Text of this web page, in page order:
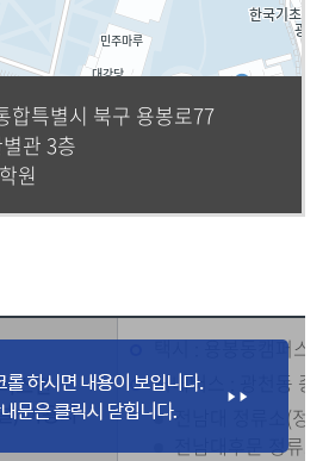
합특별시 북구 용봉로77
관 3층
원
스편
) 이용시
택시 : 용봉동캠퍼스
시내버스 : 광천동 종
전남대 정류소(정
전남대후문 정류소